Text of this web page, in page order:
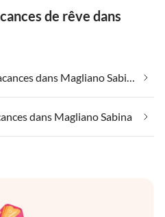
de rêve dans
Emmener votre animal en vacances dans Magliano Sabina
dans Magliano Sabina